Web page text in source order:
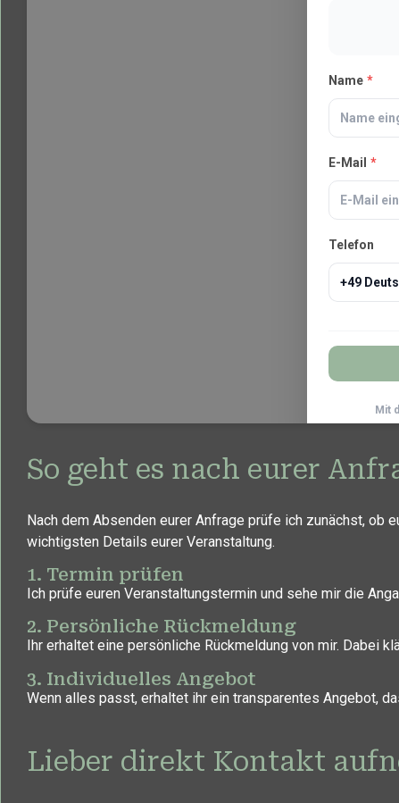
So geht es nach eurer
Nach dem Absenden eurer Anfrage prüfe ich zunächst, ob
wichtigsten Details eurer Veranstaltung.
1. Termin prüfen
Ich prüfe euren Veranstaltungstermin und sehe mir die
2. Persönliche Rückmeldung
Ihr erhaltet eine persönliche Rückmeldung von mir. Dabei
3. Individuelles Angebot
Wenn alles passt, erhaltet ihr ein transparentes Angebot,
Lieber direkt Kontakt